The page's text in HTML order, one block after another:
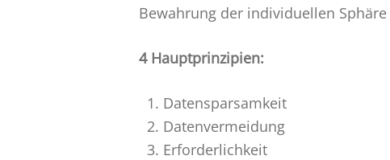
Bewahrung der individuellen
4 Hauptprinzipien:
Datensparsamkeit
Datenvermeidung
Erforderlichkeit